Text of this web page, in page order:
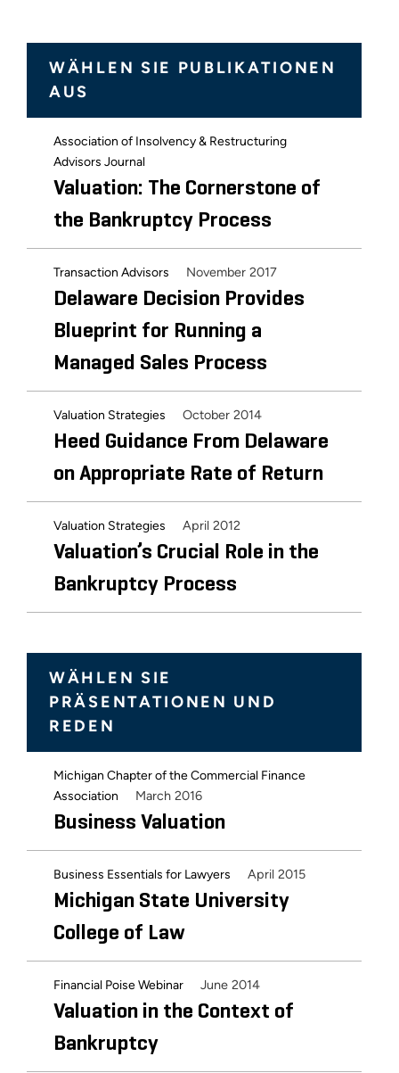
WÄHLEN SIE PUBLIKATIONEN
AUS
Association of Insolvency & Restructuring
Advisors Journal
Valuation: The Cornerstone of
the Bankruptcy Process
Transaction Advisors November 2017
Delaware Decision Provides
Blueprint for Running a
Managed Sales Process
Valuation Strategies October 2014
Heed Guidance From Delaware
on Appropriate Rate of Return
Valuation Strategies April 2012
Valuation’s Crucial Role in the
Bankruptcy Process
WÄHLEN SIE
PRÄSENTATIONEN UND
REDEN
Michigan Chapter of the Commercial Finance
Association
March 2016
Business Valuation
Business Essentials for Lawyers April 2015
Michigan State University
College of Law
Financial Poise Webinar June 2014
Valuation in the Context of
Bankruptcy